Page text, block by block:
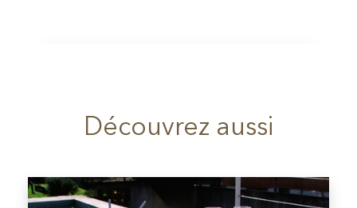
Découvrez aussi